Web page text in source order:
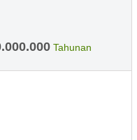
Tahunan